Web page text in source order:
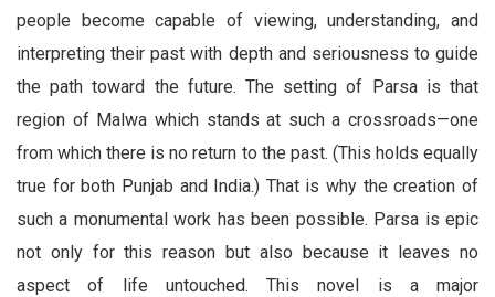
people become capable of viewing, understanding, and
interpreting their past with depth and seriousness to guide
the path toward the future. The setting of Parsa is that
region of Malwa which stands at such a crossroads—one
from which there is no return to the past. (This holds equally
true for both Punjab and India.) That is why the creation of
such a monumental work has been possible. Parsa is epic
not only for this reason but also because it leaves no
aspect of life untouched. This novel is a major